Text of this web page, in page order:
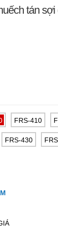
tán
FRS-410
FRS-430